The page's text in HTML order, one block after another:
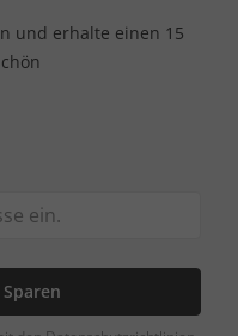
und erhalte einen 15